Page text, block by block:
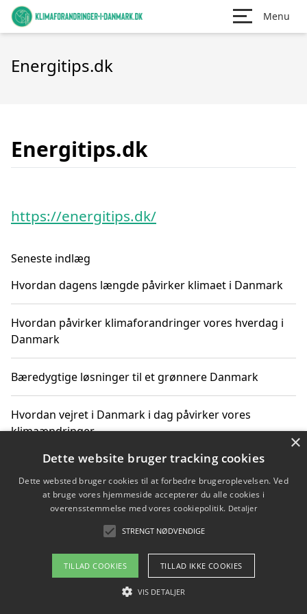
Menu
Energitips.dk
Energitips.dk
https://energitips.dk/
Seneste indlæg
Hvordan dagens længde påvirker klimaet i Danmark
Hvordan påvirker klimaforandringer vores hverdag i
Danmark
Bæredygtige løsninger til et grønnere Danmark
Hvordan vejret i Danmark i dag påvirker vores
klimaændringer
Hvordan klimaændringer påvirker danske unges
gaveønsker
Om / kontakt
Blog Betingelser
×
Dette website bruger tracking cookies
Dette websted bruger cookies til at forbedre brugeroplevelsen. Ved
at bruge vores hjemmeside accepterer du alle cookies i
overensstemmelse med vores cookiepolitik. Detaljer
STRENGT NØDVENDIGE
TILLAD COOKIES TILLAD IKKE COOKIES
VIS DETALJER